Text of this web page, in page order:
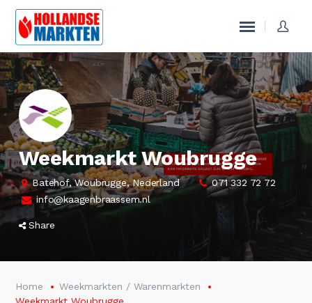
Weekmarkt Woubrugge
Batehof, Woubrugge, Nederland
071 332 72 72
info@kaagenbraassem.nl
Share
Home
Weekmarkten / Warenmarkten